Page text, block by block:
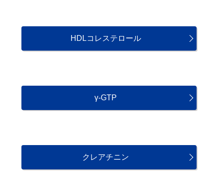
HDLコレステロール
γ-GTP
クレアチニン